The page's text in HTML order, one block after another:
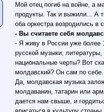
Мой отец погиб на войне, а
продукты. Так и выжили... А
оба оркестра возродились в
- Вы считаете себя
- Я живу в России уже более
русской музыки,
национальные черты? Вот
молдавский? Он сам по себе.
Да, молдавская музыка
молдаванин, татарин или
дается нам свыше, и